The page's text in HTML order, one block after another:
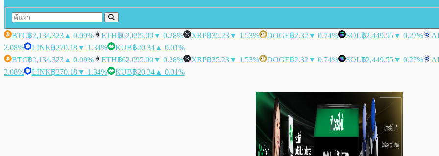
BTC฿2,134,323 ▲ 0.09% ETH฿62,095.00▼ 0.28% XRP฿35.23▼ 1.53% DOGE฿2.32 ▼ 0.74% SOL฿2,449.55▼ 0.27%
2.08%
LINK฿270.18▼ 1.34% KUB฿20.34 ▲ 0.01%
BTC฿2,134,323 ▲ 0.09% ETH฿62,095.00▼ 0.28% XRP฿35.23▼ 1.53% DOGE฿2.32 ▼ 0.74% SOL฿2,449.55▼ 0.27%
2.08%
LINK฿270.18▼ 1.34% KUB฿20.34 ▲ 0.01%